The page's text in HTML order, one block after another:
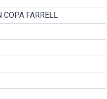
COPA FARRELL